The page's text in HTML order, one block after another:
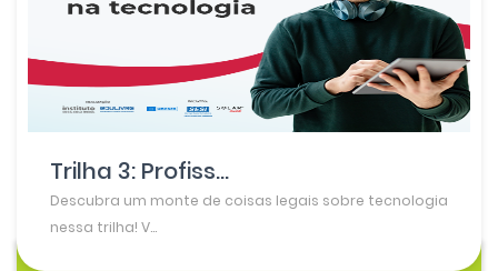
Trilha 3: Profiss...
Descubra um monte de coisas legais sobre tecnologia
nessa trilha! V...